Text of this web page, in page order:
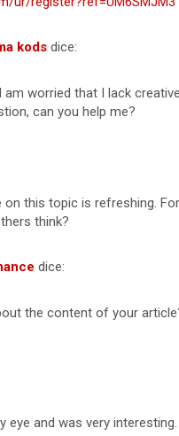
kods dice:
am worried that I lack
can you help me?
on this topic is refreshing.
think?
dice:
the content of your
eye and was very